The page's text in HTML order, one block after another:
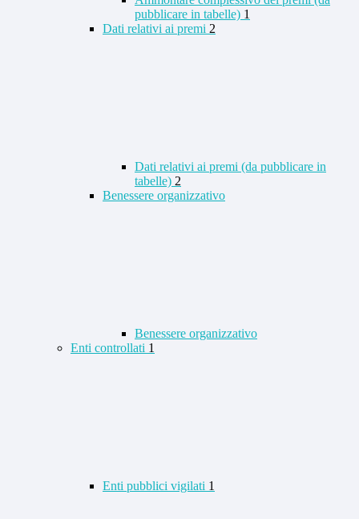
pubblicare in tabelle) 1
Dati relativi ai premi 2
Dati relativi ai premi (da pubblicare in
tabelle) 2
Benessere organizzativo
Benessere organizzativo
Enti controllati 1
Enti pubblici vigilati 1